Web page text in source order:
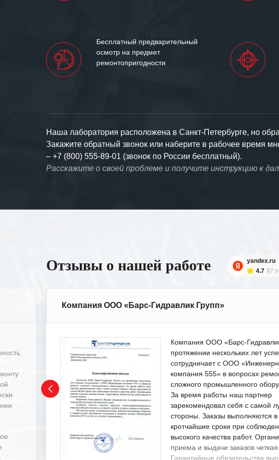
Бесплатный предварительный
осмотр на предмет
ремонтопригодности
Наша лаборатория расположена в Санкт-Петербурге, но
Закажите обратный звонок или наберите в рабочее время
– +7 (800) 555-89-01 (звонок по России бесплатный).
Расскажите о своей проблеме и получите инструкцию к
Отзывы о нашей работе
yandex.ru
4.7 97
Компания ООО «Барс-Гидравлик Групп»
Компания ООО «Барс-
протяжении нескольких лет
сотрудничает с ООО
компания 555» в вопросах
сложного промышленного
За время работы наш партнер
зарекомендовал себя с самой
стороны. Заказы выполняются в
кротчайшие сроки при
высокого качества работ.
приема и выдачи заказов четкая.
Гарантийные обязательства